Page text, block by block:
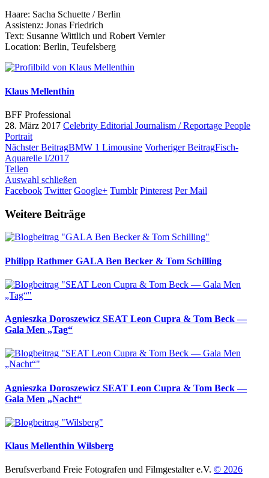
Haare: Sacha Schuette / Berlin
Assistenz: Jonas Friedrich
Text: Susanne Wittlich und Robert Vernier
Location: Berlin, Teufelsberg
Klaus Mellenthin
BFF Professional
28. März 2017 Celebrity Editorial Journalism / Reportage People
Portrait
Nächster BeitragBMW 1 Limousine Vorheriger BeitragFisch-
Aquarelle I/2017
Teilen
Auswahl schließen
Facebook Twitter Google+ Tumblr Pinterest Per Mail
Weitere Beiträge
Philipp Rathmer GALA Ben Becker & Tom Schilling
Agnieszka Doroszewicz SEAT Leon Cupra & Tom Beck —
Gala Men „Tag“
Agnieszka Doroszewicz SEAT Leon Cupra & Tom Beck —
Gala Men „Nacht“
Klaus Mellenthin Wilsberg
Berufsverband Freie Fotografen und Filmgestalter e.V. © 2026